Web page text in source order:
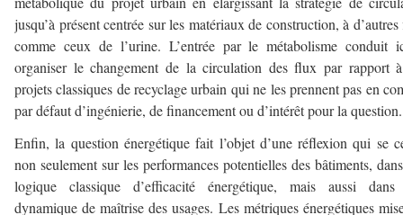
jusqu’à présent centrée sur les matériaux de construction, à
comme ceux de l’urine. L’entrée par le métabolisme conduit
organiser le changement de la circulation des flux par rapport
projets classiques de recyclage urbain qui ne les prennent pas en
par défaut d’ingénierie, de financement ou d’intérêt pour la question.
Enfin, la question énergétique fait l’objet d’une réflexion qui se
non seulement sur les performances potentielles des bâtiments,
logique classique d’efficacité énergétique, mais aussi
dynamique de maîtrise des usages. Les métriques énergétiques